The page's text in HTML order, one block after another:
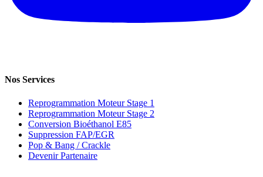
Nos Services
Reprogrammation Moteur Stage 1
Reprogrammation Moteur Stage 2
Conversion Bioéthanol E85
Suppression FAP/EGR
Pop & Bang / Crackle
Devenir Partenaire